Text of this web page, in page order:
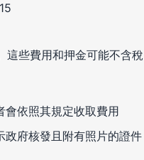
些費用和押金可能不含稅
會依照其規定收取費用
政府核發且附有照片的證